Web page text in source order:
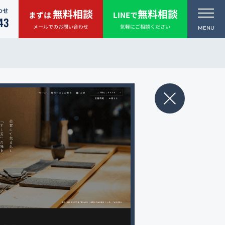
せ まずは無料相談
メールでのお問い合わせ
LINEで無料相談
気軽にご相談ください